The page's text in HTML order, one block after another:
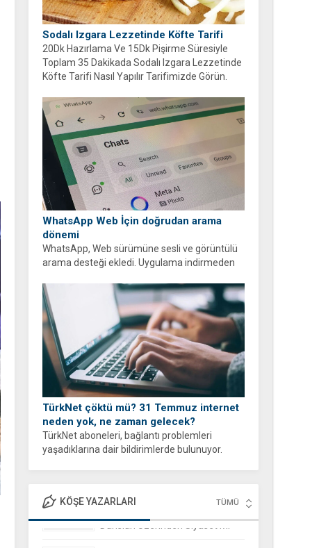
Sodalı Izgara Lezzetinde Köfte Tarifi
20Dk Hazırlama Ve 15Dk Pişirme Süresiyle
Toplam 35 Dakikada Sodalı Izgara Lezzetinde
Köfte Tarifi Nasıl Yapılır Tarifimizde Görün.
WhatsApp Web İçin doğrudan arama
dönemi
WhatsApp, Web sürümüne sesli ve görüntülü
arama desteği ekledi. Uygulama indirmeden
yapabilirsiniz.
TürkNet çöktü mü? 31 Temmuz internet
neden yok, ne zaman gelecek?
TürkNet aboneleri, bağlantı problemleri
yaşadıklarına dair bildirimlerde bulunuyor.
durumu öğrenmeye...
KÖŞE YAZARLARI TÜMÜ